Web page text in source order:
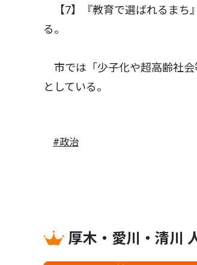
【7】『教育で選ばれるまち
る。
市では「少子化や超高齢社会
としている。
#政治
厚木・愛川・清川